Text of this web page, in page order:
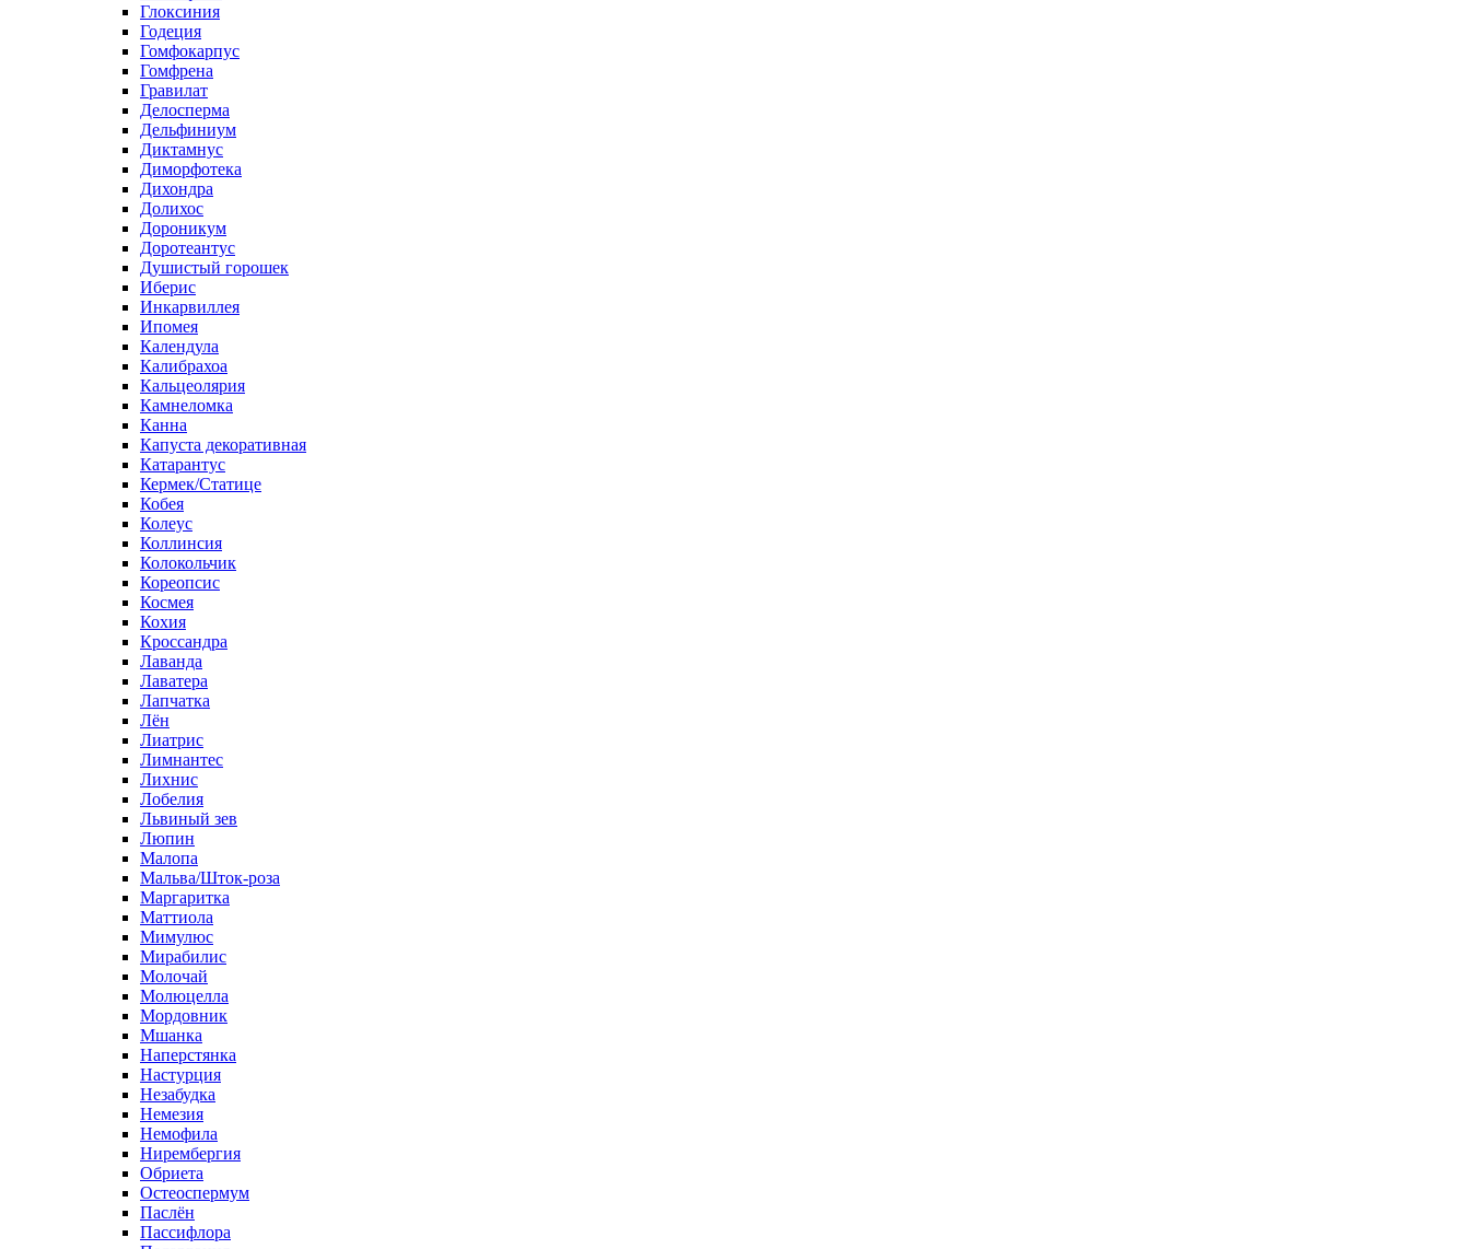
Глоксиния
Годеция
Гомфокарпус
Гомфрена
Гравилат
Делосперма
Дельфиниум
Диктамнус
Диморфотека
Дихондра
Долихос
Дороникум
Доротеантус
Душистый горошек
Иберис
Инкарвиллея
Ипомея
Календула
Калибрахоа
Кальцеолярия
Камнеломка
Канна
Капуста декоративная
Катарантус
Кермек/Статице
Кобея
Колеус
Коллинсия
Колокольчик
Кореопсис
Космея
Кохия
Кроссандра
Лаванда
Лаватера
Лапчатка
Лён
Лиатрис
Лимнантес
Лихнис
Лобелия
Львиный зев
Люпин
Малопа
Мальва/Шток-роза
Маргаритка
Маттиола
Мимулюс
Мирабилис
Молочай
Молюцелла
Мордовник
Мшанка
Наперстянка
Настурция
Незабудка
Немезия
Немофила
Нирембергия
Обриета
Остеоспермум
Паслён
Пассифлора